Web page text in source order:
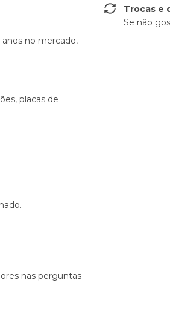
no mercado,
placas de
nas perguntas
Trocas e
Se não